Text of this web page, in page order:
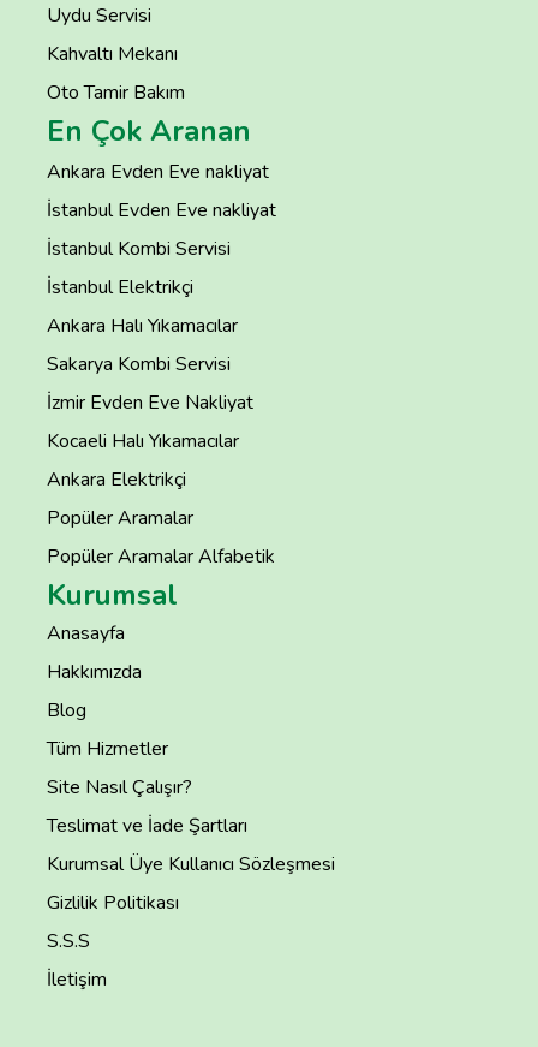
Uydu Servisi
Kahvaltı Mekanı
Oto Tamir Bakım
En Çok Aranan
Ankara Evden Eve nakliyat
İstanbul Evden Eve nakliyat
İstanbul Kombi Servisi
İstanbul Elektrikçi
Ankara Halı Yıkamacılar
Sakarya Kombi Servisi
İzmir Evden Eve Nakliyat
Kocaeli Halı Yıkamacılar
Ankara Elektrikçi
Popüler Aramalar
Popüler Aramalar Alfabetik
Kurumsal
Anasayfa
Hakkımızda
Blog
Tüm Hizmetler
Site Nasıl Çalışır?
Teslimat ve İade Şartları
Kurumsal Üye Kullanıcı Sözleşmesi
Gizlilik Politikası
S.S.S
İletişim